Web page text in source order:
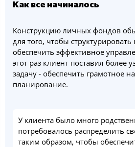
Как все начиналось
Конструкцию личных фондов
для того, чтобы
обеспечить эффективное
этот раз клиент поставил более
задачу - обеспечить грамотное
планирование.
У клиента было много
потребовалось распределить
таким образом, чтобы